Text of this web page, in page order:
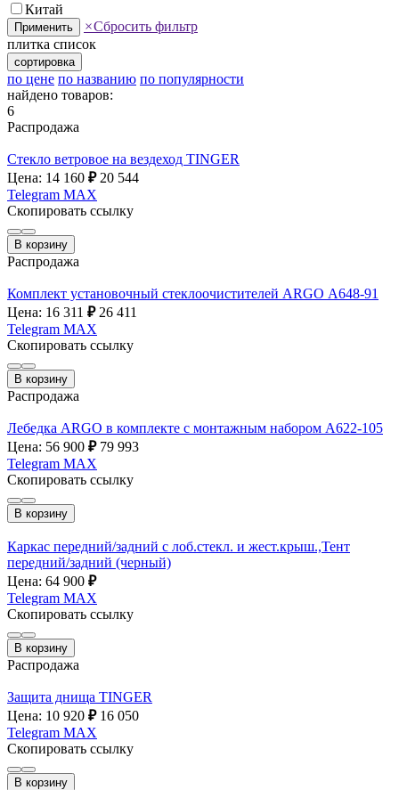
Китай
Применить ×Сбросить фильтр
плитка список
сортировка
по цене по названию по популярности
найдено товаров:
6
Распродажа
Стекло ветровое на вездеход TINGER
Цена: 14 160 ₽ 20 544
Telegram MAX
Скопировать ссылку
В корзину
Распродажа
Комплект установочный стеклоочистителей ARGO А648-91
Цена: 16 311 ₽ 26 411
Telegram MAX
Скопировать ссылку
В корзину
Распродажа
Лебедка ARGO в комплекте с монтажным набором А622-105
Цена: 56 900 ₽ 79 993
Telegram MAX
Скопировать ссылку
В корзину
Каркас передний/задний с лоб.стекл. и жест.крыш.,Тент
передний/задний (черный)
Цена: 64 900 ₽
Telegram MAX
Скопировать ссылку
В корзину
Распродажа
Защита днища TINGER
Цена: 10 920 ₽ 16 050
Telegram MAX
Скопировать ссылку
В корзину